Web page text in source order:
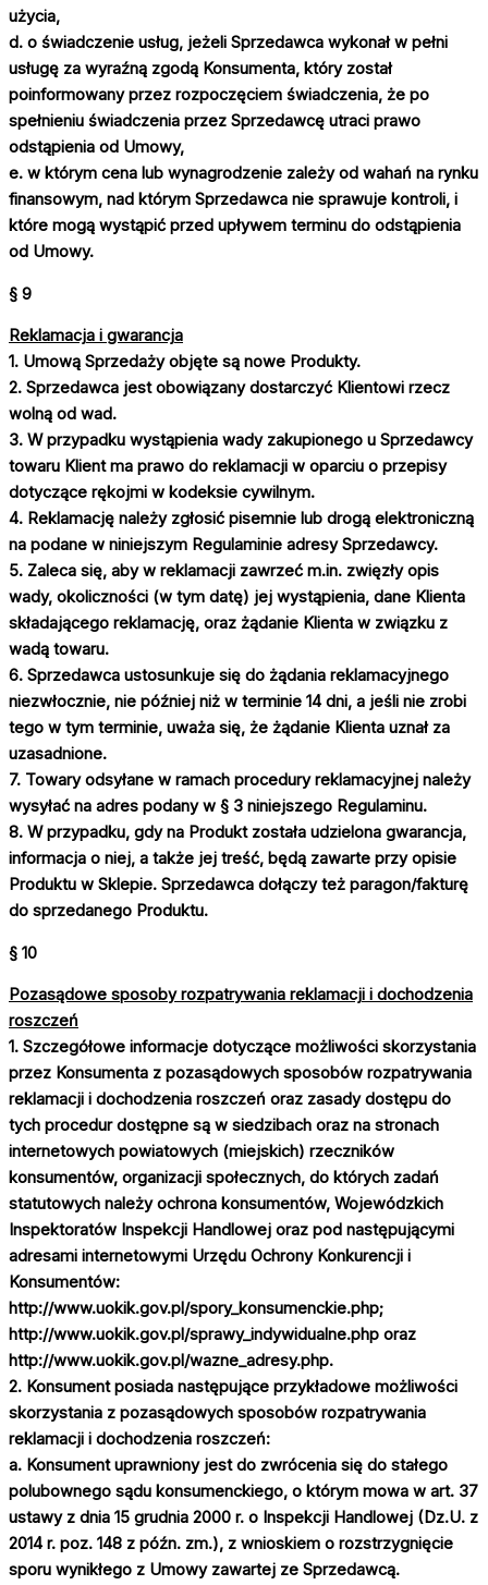
użycia,
d. o świadczenie usług, jeżeli Sprzedawca wykonał w pełni
usługę za wyraźną zgodą Konsumenta, który został
poinformowany przez rozpoczęciem świadczenia, że po
spełnieniu świadczenia przez Sprzedawcę utraci prawo
odstąpienia od Umowy,
e. w którym cena lub wynagrodzenie zależy od wahań na rynku
finansowym, nad którym Sprzedawca nie sprawuje kontroli, i
które mogą wystąpić przed upływem terminu do odstąpienia
od Umowy.
§ 9
Reklamacja i gwarancja
1. Umową Sprzedaży objęte są nowe Produkty.
2. Sprzedawca jest obowiązany dostarczyć Klientowi rzecz
wolną od wad.
3. W przypadku wystąpienia wady zakupionego u Sprzedawcy
towaru Klient ma prawo do reklamacji w oparciu o przepisy
dotyczące rękojmi w kodeksie cywilnym.
4. Reklamację należy zgłosić pisemnie lub drogą elektroniczną
na podane w niniejszym Regulaminie adresy Sprzedawcy.
5. Zaleca się, aby w reklamacji zawrzeć m.in. zwięzły opis
wady, okoliczności (w tym datę) jej wystąpienia, dane Klienta
składającego reklamację, oraz żądanie Klienta w związku z
wadą towaru.
6. Sprzedawca ustosunkuje się do żądania reklamacyjnego
niezwłocznie, nie później niż w terminie 14 dni, a jeśli nie zrobi
tego w tym terminie, uważa się, że żądanie Klienta uznał za
uzasadnione.
7. Towary odsyłane w ramach procedury reklamacyjnej należy
wysyłać na adres podany w § 3 niniejszego Regulaminu.
8. W przypadku, gdy na Produkt została udzielona gwarancja,
informacja o niej, a także jej treść, będą zawarte przy opisie
Produktu w Sklepie. Sprzedawca dołączy też paragon/fakturę
do sprzedanego Produktu.
§ 10
Pozasądowe sposoby rozpatrywania reklamacji i dochodzenia
roszczeń
1. Szczegółowe informacje dotyczące możliwości skorzystania
przez Konsumenta z pozasądowych sposobów rozpatrywania
reklamacji i dochodzenia roszczeń oraz zasady dostępu do
tych procedur dostępne są w siedzibach oraz na stronach
internetowych powiatowych (miejskich) rzeczników
konsumentów, organizacji społecznych, do których zadań
statutowych należy ochrona konsumentów, Wojewódzkich
Inspektoratów Inspekcji Handlowej oraz pod następującymi
adresami internetowymi Urzędu Ochrony Konkurencji i
Konsumentów:
http://www.uokik.gov.pl/spory_konsumenckie.php;
http://www.uokik.gov.pl/sprawy_indywidualne.php oraz
http://www.uokik.gov.pl/wazne_adresy.php.
2. Konsument posiada następujące przykładowe możliwości
skorzystania z pozasądowych sposobów rozpatrywania
reklamacji i dochodzenia roszczeń:
a. Konsument uprawniony jest do zwrócenia się do stałego
polubownego sądu konsumenckiego, o którym mowa w art. 37
ustawy z dnia 15 grudnia 2000 r. o Inspekcji Handlowej (Dz.U. z
2014 r. poz. 148 z późn. zm.), z wnioskiem o rozstrzygnięcie
sporu wynikłego z Umowy zawartej ze Sprzedawcą.